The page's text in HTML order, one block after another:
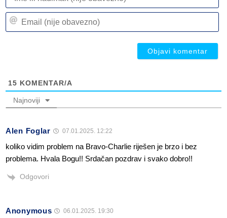
15 KOMENTAR/A
Najnoviji
Alen Foglar 07.01.2025. 12:22
koliko vidim problem na Bravo-Charlie riješen je brzo i bez
problema. Hvala Bogu!! Srdačan pozdrav i svako dobro!!
Odgovori
Anonymous 06.01.2025. 19:30